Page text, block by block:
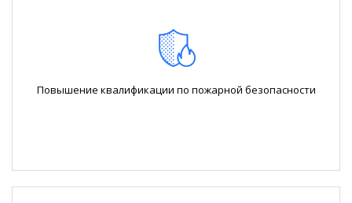
Повышение квалификации по пожарной безопасности